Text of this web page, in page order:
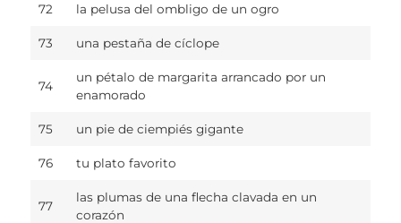
72 la pelusa del ombligo de un ogro
73 una pestaña de cíclope
74
un pétalo de margarita arrancado por un
enamorado
75 un pie de ciempiés gigante
76 tu plato favorito
77
las plumas de una flecha clavada en un
corazón